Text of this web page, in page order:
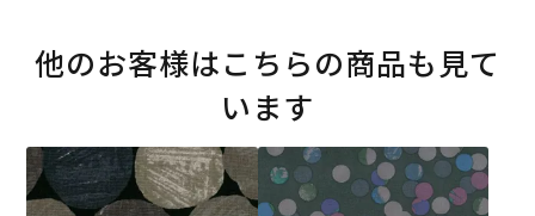
他のお客様はこちらの商品も見て
います